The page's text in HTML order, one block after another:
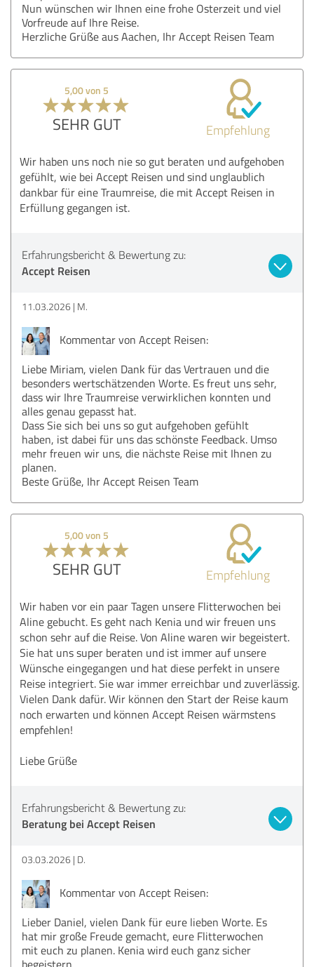
Nun wünschen wir Ihnen eine frohe Osterzeit und viel
Vorfreude auf Ihre Reise.
Herzliche Grüße aus Aachen, Ihr Accept Reisen Team
5,00 von 5
SEHR GUT Empfehlung
Wir haben uns noch nie so gut beraten und aufgehoben
gefühlt, wie bei Accept Reisen und sind unglaublich
dankbar für eine Traumreise, die mit Accept Reisen in
Erfüllung gegangen ist.
Erfahrungsbericht & Bewertung zu:
Accept Reisen
11.03.2026 M.
Kommentar von Accept Reisen:
Liebe Miriam, vielen Dank für das Vertrauen und die
besonders wertschätzenden Worte. Es freut uns sehr,
dass wir Ihre Traumreise verwirklichen konnten und
alles genau gepasst hat.
Dass Sie sich bei uns so gut aufgehoben gefühlt
haben, ist dabei für uns das schönste Feedback. Umso
mehr freuen wir uns, die nächste Reise mit Ihnen zu
planen.
Beste Grüße, Ihr Accept Reisen Team
5,00 von 5
SEHR GUT Empfehlung
Wir haben vor ein paar Tagen unsere Flitterwochen bei
Aline gebucht. Es geht nach Kenia und wir freuen uns
schon sehr auf die Reise. Von Aline waren wir begeistert.
Sie hat uns super beraten und ist immer auf unsere
Wünsche eingegangen und hat diese perfekt in unsere
Reise integriert. Sie war immer erreichbar und zuverlässig.
Vielen Dank dafür. Wir können den Start der Reise kaum
noch erwarten und können Accept Reisen wärmstens
empfehlen!
Liebe Grüße
Erfahrungsbericht & Bewertung zu:
Beratung bei Accept Reisen
03.03.2026 D.
Kommentar von Accept Reisen:
Lieber Daniel, vielen Dank für eure lieben Worte. Es
hat mir große Freude gemacht, eure Flitterwochen
mit euch zu planen. Kenia wird euch ganz sicher